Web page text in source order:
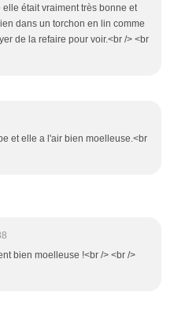
était vraiment très bonne et
dans un torchon en lin comme
de la refaire pour voir.<br /> <br
et elle a l'air bien moelleuse.<br
bien moelleuse !<br /> <br />